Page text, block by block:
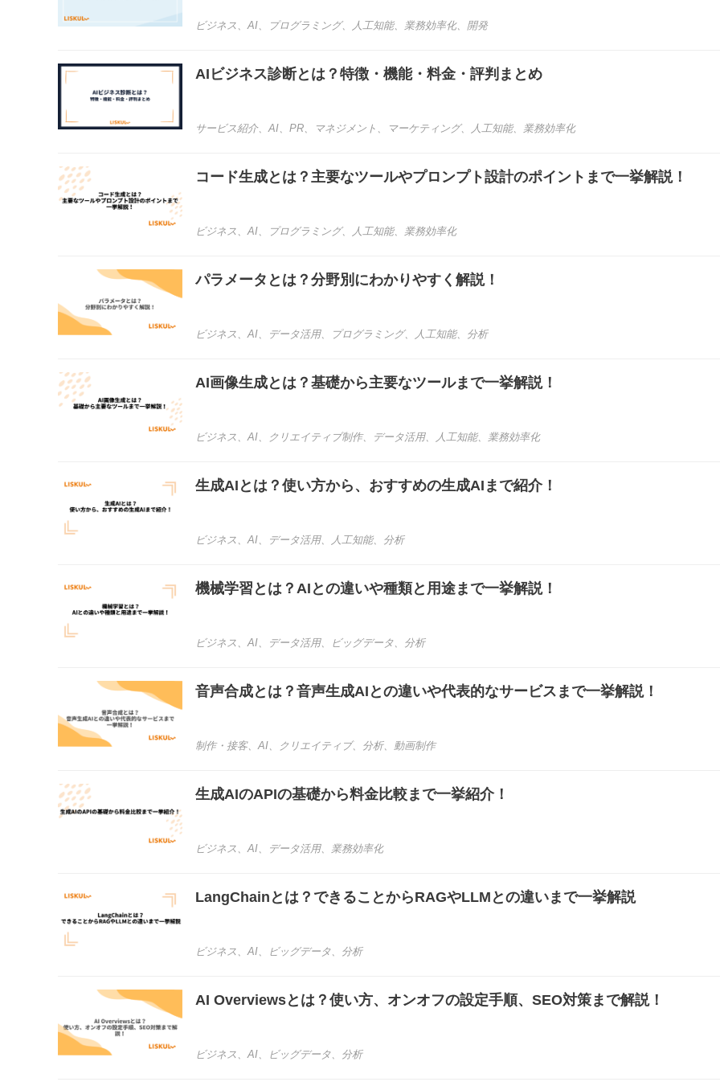
ビジネス 、AI、 プログラミング、 人工知能、 業務効率化、 開発
AIビジネス診断とは？特徴・機能・料金・評判まとめ
サービス紹介、AI、 PR、 マネジメント 、 マーケティング、 人工知能、 業務効率化
コード生成とは？主要なツールやプロンプト設計のポイントまで一挙解説！
ビジネス 、AI、 プログラミング、 人工知能、 業務効率化
パラメータとは？分野別にわかりやすく解説！
ビジネス 、AI、 データ活用、 プログラミング、 人工知能、 分析
AI画像生成とは？基礎から主要なツールまで一挙解説！
ビジネス 、AI、 クリエイティブ制作、 データ活用、 人工知能、 業務効率化
生成AIとは？使い方から、おすすめの生成AIまで紹介！
ビジネス 、AI、 データ活用、 人工知能、 分析
機械学習とは？AIとの違いや種類と用途まで一挙解説！
ビジネス 、AI、 データ活用、 ビッグデータ、 分析
音声合成とは？音声生成AIとの違いや代表的なサービスまで一挙解説！
制作・接客、AI、 クリエイティブ、 分析、 動画制作
生成AIのAPIの基礎から料金比較まで一挙紹介！
ビジネス 、AI、 データ活用、 業務効率化
LangChainとは？できることからRAGやLLMとの違いまで一挙解説
ビジネス 、AI、 ビッグデータ、 分析
AI Overviewsとは？使い方、オンオフの設定手順、SEO対策まで解説！
ビジネス 、AI、 ビッグデータ、 分析